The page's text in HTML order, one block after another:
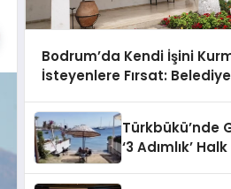
Bodrum’da Kendi İşini
İsteyenlere Fırsat:
Türkbükü’nde
‘3 Adımlık’